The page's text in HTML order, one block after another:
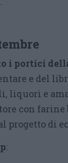
i portici
e del
liquori e
con
progetto di
: